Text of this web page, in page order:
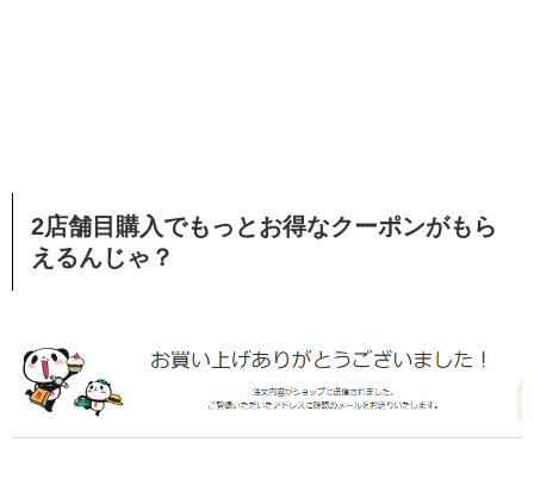
2店舗目購入でもっとお得なクーポンがもら
えるんじゃ？